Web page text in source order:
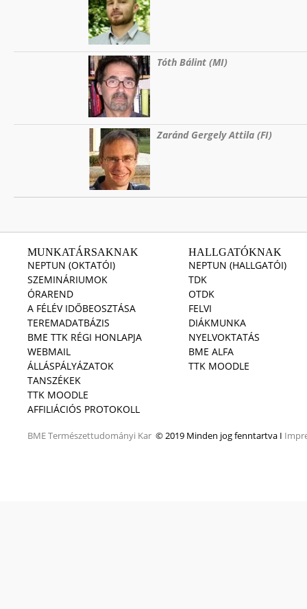
Tóth Bálint (MI)
Zaránd Gergely Attila (FI)
MUNKATÁRSAKNAK
NEPTUN (OKTATÓI)
SZEMINÁRIUMOK
ÓRAREND
A FÉLÉV IDŐBEOSZTÁSA
TEREMADATBÁZIS
BME TTK RÉGI HONLAPJA
WEBMAIL
ÁLLÁSPÁLYÁZATOK
TANSZÉKEK
TTK MOODLE
AFFILIÁCIÓS PROTOKOLL
BMETermészettudományi Kar © 2019 Minden jog fenntartva I
HALLGATÓKNAK
NEPTUN (HALLGATÓI)
TDK
OTDK
FELVI
DIÁKMUNKA
NYELVOKTATÁS
BME ALFA
TTK MOODLE